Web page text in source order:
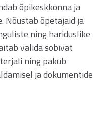
õpikeskkonna ja
Nõustab õpetajaid ja
ning hariduslike
valida sobivat
ning pakub
ja dokumentide